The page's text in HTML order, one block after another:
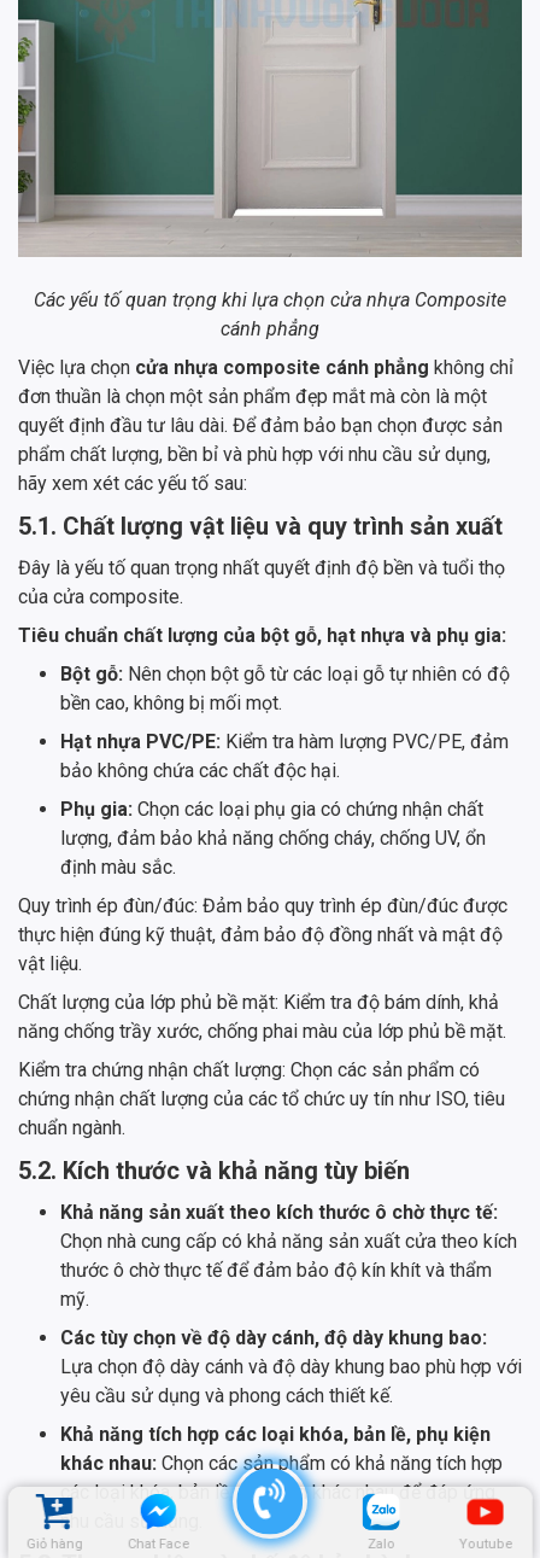
Giỏ hàng Chat Face Zalo Youtube
Các yếu tố quan trọng khi lựa chọn cửa nhựa Composite
cánh phẳng
Việc lựa chọn cửa nhựa composite cánh phẳng không chỉ
đơn thuần là chọn một sản phẩm đẹp mắt mà còn là một
quyết định đầu tư lâu dài. Để đảm bảo bạn chọn được sản
phẩm chất lượng, bền bỉ và phù hợp với nhu cầu sử dụng,
hãy xem xét các yếu tố sau:
5.1. Chất lượng vật liệu và quy trình sản xuất
Đây là yếu tố quan trọng nhất quyết định độ bền và tuổi thọ
của cửa composite.
Tiêu chuẩn chất lượng của bột gỗ, hạt nhựa và phụ gia:
Bột gỗ: Nên chọn bột gỗ từ các loại gỗ tự nhiên có độ
bền cao, không bị mối mọt.
Hạt nhựa PVC/PE: Kiểm tra hàm lượng PVC/PE, đảm
bảo không chứa các chất độc hại.
Phụ gia: Chọn các loại phụ gia có chứng nhận chất
lượng, đảm bảo khả năng chống cháy, chống UV, ổn
định màu sắc.
Quy trình ép đùn/đúc: Đảm bảo quy trình ép đùn/đúc được
thực hiện đúng kỹ thuật, đảm bảo độ đồng nhất và mật độ
vật liệu.
Chất lượng của lớp phủ bề mặt: Kiểm tra độ bám dính, khả
năng chống trầy xước, chống phai màu của lớp phủ bề mặt.
Kiểm tra chứng nhận chất lượng: Chọn các sản phẩm có
chứng nhận chất lượng của các tổ chức uy tín như ISO, tiêu
chuẩn ngành.
5.2. Kích thước và khả năng tùy biến
Khả năng sản xuất theo kích thước ô chờ thực tế:
Chọn nhà cung cấp có khả năng sản xuất cửa theo kích
thước ô chờ thực tế để đảm bảo độ kín khít và thẩm
mỹ.
Các tùy chọn về độ dày cánh, độ dày khung bao:
Lựa chọn độ dày cánh và độ dày khung bao phù hợp với
yêu cầu sử dụng và phong cách thiết kế.
Khả năng tích hợp các loại khóa, bản lề, phụ kiện
khác nhau: Chọn các sản phẩm có khả năng tích hợp
các loại khóa, bản lề, phụ kiện khác nhau để đáp ứng
nhu cầu sử dụng.